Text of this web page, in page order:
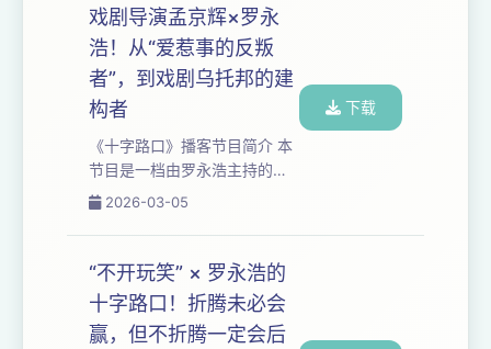
与⼈⽂领域，讲述个体命运故
事，探讨时代发展趋势。 本期
嘉宾：杨笠 当整个互联网都为
她的那个段子争吵、撕裂时，
杨笠感受到的是一种极致的荒
高光的时刻同时来临，让她不
知道该如何面对和言说，只能
错愕地吞下生活给她的苦果......
戏剧导演孟京辉×罗永
浩！从“爱惹事的反叛
者”，到戏剧乌托邦的建
构者
《十字路口》播客节目简介 本
节⽬是⼀档由罗永浩主持的深
度播客类节⽬，每集长达三到
的⼈物展开对话，聚焦于科技
与⼈⽂领域，讲述个体命运故
事，探讨时代发展趋势。 本期
嘉宾：孟京辉 当孟京辉把《等
待戈多》搬到学校操场的煤堆
2026-03-05
下载
“不开玩笑” × 罗永浩的
十字路口！折腾未必会
赢，但不折腾一定会后